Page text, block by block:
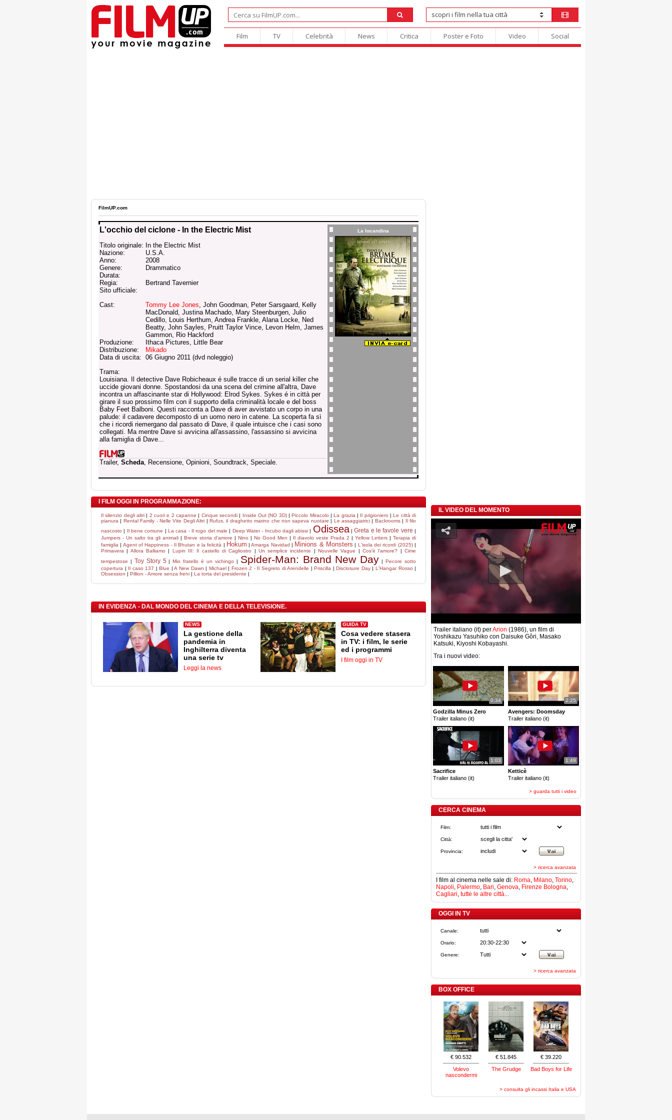
Film TV Celebrità News Critica Poster e Foto Video Social
FilmUP.com
L'occhio del ciclone - In the Electric Mist
Titolo originale: In the Electric Mist
Nazione:
U.S.A.
Anno:
2008
Genere:
Drammatico
Durata:
Regia:
Bertrand Tavernier
Sito ufficiale:
Cast:
Tommy Lee Jones, John Goodman, Peter Sarsgaard, Kelly
MacDonald, Justina Machado, Mary Steenburgen, Julio
Cedillo, Louis Herthum, Andrea Frankle, Alana Locke, Ned
Beatty, John Sayles, Pruitt Taylor Vince, Levon Helm, James
Gammon, Rio Hackford
Produzione:
Ithaca Pictures, Little Bear
Distribuzione:
Mikado
Data di uscita: 06 Giugno 2011 (dvd noleggio)
Trama:
Louisiana. Il detective Dave Robicheaux é sulle tracce di un serial killer che
uccide giovani donne. Spostandosi da una scena del crimine all'altra, Dave
incontra un affascinante star di Hollywood: Elrod Sykes. Sykes é in città per
girare il suo prossimo film con il supporto della criminalità locale e del boss
Baby Feet Balboni. Questi racconta a Dave di aver avvistato un corpo in una
palude: il cadavere decomposto di un uomo nero in catene. La scoperta fa sì
che i ricordi riemergano dal passato di Dave, il quale intuisce che i casi sono
collegati. Ma mentre Dave si avvicina all'assassino, l'assassino si avvicina
alla famiglia di Dave...
Trailer, Scheda, Recensione, Opinioni, Soundtrack, Speciale.
La locandina
I FILM OGGI IN PROGRAMMAZIONE:
Il silenzio degli altri | 2 cuori e 2 capanne | Cinque secondi | Inside Out (NO 3D)|Piccolo Miracolo |La grazia | Il prigioniero |Le città di
pianura | Rental Family - Nelle Vite Degli Altri |Rufus, il draghetto marino che non sapeva nuotare | Le assaggiatrici | Backrooms| Il filo
nascosto | Il bene comune | La casa - Il rogo del male | Deep Water - Incubo dagli abissi | Odissea|Greta e le favole vere |
Jumpers - Un salto tra gli animali | Breve storia d'amore | Nino | No Good Men | Il diavolo veste Prada 2 | Yellow Letters | Terapia di
famiglia | Agent of Happiness - Il Bhutan e la felicità | Hokum |Amarga Navidad | Minions & Monsters | L'isola dei ricordi (2025)|
Primavera | Allora Balliamo | Lupin III: Il castello di Cagliostro | Un semplice incidente |Nouvelle Vague |Cos'è l'amore? |Cime
tempestose | Toy Story 5 |Mio fratello è un vichingo | Spider-Man: Brand New Day |Pecore sotto
copertura | Il caso 137 |Blue |A New Dawn | Michael| Frozen 2 - Il Segreto di Arendelle |Priscilla |Disclosure Day| L'Hangar Rosso |
Obsession | Pillion - Amore senza freni | La torta del presidente |
IN EVIDENZA - DAL MONDO DEL CINEMA E DELLA TELEVISIONE.
NEWS
La gestione della
pandemia in
Inghilterra diventa
una serie tv
Leggi la news
GUIDA TV
Cosa vedere stasera
in TV: i film, le serie
ed i programmi
I film oggi in TV
IL VIDEO DEL MOMENTO
Trailer italiano (it) perArion (1986), un film di
Yoshikazu Yasuhiko con Daisuke Gôri, Masako
Katsuki, Kiyoshi Kobayashi.
Tra i nuovi video:
0:34
Godzilla Minus Zero
Trailer italiano (it)
2:25
Avengers: Doomsday
Trailer italiano (it)
1:03
Sacrifice
Trailer italiano (it)
1:49
Ketticè
Trailer italiano (it)
> guarda tutti i video
CERCA CINEMA
Film:
Città:
Provincia:
> ricerca avanzata
I film al cinema nelle sale di: Roma, Milano, Torino,
Napoli, Palermo, Bari, Genova, Firenze Bologna,
Cagliari, tutte le altre città...
OGGI IN TV
Canale:
Orario:
Genere:
> ricerca avanzata
BOX OFFICE
€ 90.532
Volevo
nascondermi
€ 51.845
The Grudge
€ 39.220
Bad Boys for Life
> consulta gli incassi Italia e USA